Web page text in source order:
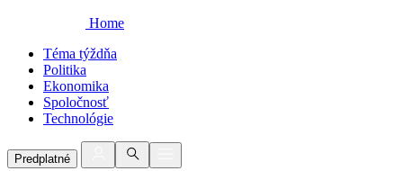
Home
Téma týždňa
Politika
Ekonomika
Spoločnosť
Technológie
Predplatné